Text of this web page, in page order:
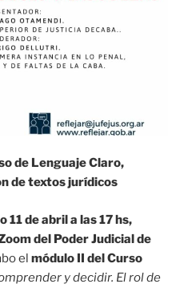
de Lenguaje Claro,
de textos jurídicos
11 de abril a las 17 hs,
del Poder Judicial de
el módulo II del Curso
y decidir. El rol de